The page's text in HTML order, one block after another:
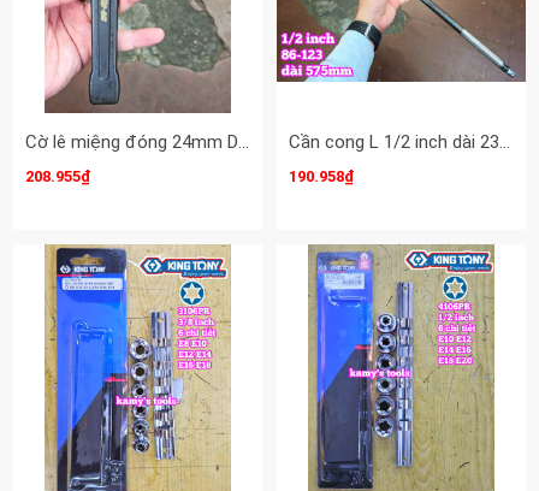
Cờ lê miệng đóng 24mm DIN133 Clip-On CLO-932024
208.955₫
Cần cong L 1/2 inch dài 23 inch 575mm Santa 86-123
190.958₫